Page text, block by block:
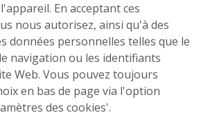
En acceptant ces
nous autorisez, ainsi qu'à des
données personnelles telles que le
navigation ou les identifiants
Web. Vous pouvez toujours
en bas de page via l'option
des cookies'.
Federia